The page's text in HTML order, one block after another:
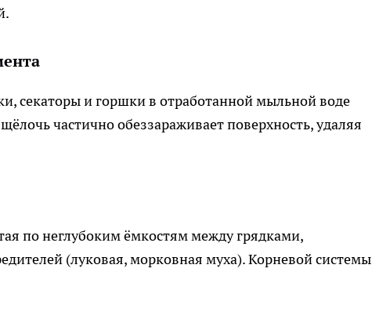
секаторы и горшки в отработанной мыльной воде
частично обеззараживает поверхность, удаляя
по неглубоким ёмкостям между грядками,
(луковая, морковная муха). Корневой системы